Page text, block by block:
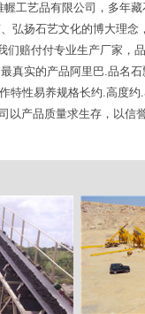
工艺品有限公司，多年
弘扬石艺文化的博大理念
们赔付付专业生产厂家，
真实的产品阿里巴.品名
特性易养规格长约.高度
以产品质量求生存，以信